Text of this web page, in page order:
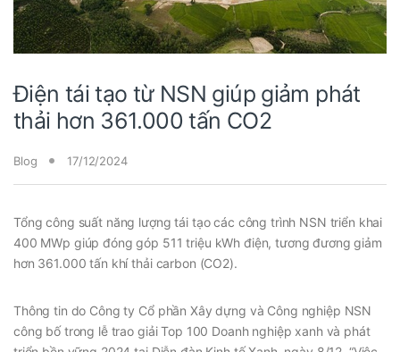
Điện tái tạo từ NSN giúp giảm phát
thải hơn 361.000 tấn CO2
Blog 17/12/2024
Tổng công suất năng lượng tái tạo các công trình NSN triển khai
400 MWp giúp đóng góp 511 triệu kWh điện, tương đương giảm
hơn 361.000 tấn khí thải carbon (CO2).
Thông tin do Công ty Cổ phần Xây dựng và Công nghiệp NSN
công bố trong lễ trao giải Top 100 Doanh nghiệp xanh và phát